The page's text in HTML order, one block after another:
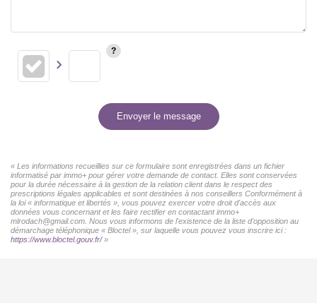
Envoyer le message
« Les informations recueillies sur ce formulaire sont enregistrées dans un fichier
informatisé par immo+ pour gérer votre demande de contact. Elles sont conservées
pour la durée nécessaire à la gestion de la relation client dans le respect des
prescriptions légales applicables et sont destinées à nos conseillers Conformément à
la loi « informatique et libertés », vous pouvez exercer votre droit d'accès aux
données vous concernant et les faire rectifier en contactant immo+
mlrodach@gmail.com. Nous vous informons de l'existence de la liste d'opposition au
démarchage téléphonique « Bloctel », sur laquelle vous pouvez vous inscrire ici :
https://www.bloctel.gouv.fr/»